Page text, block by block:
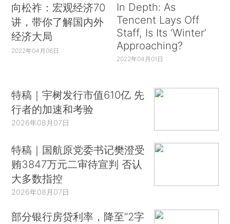
向松祚：宏观经济70
讲，带你了解国内外
经济大局
2022年04月06日
In Depth: As
Tencent Lays Off
Staff, Is Its ‘Winter’
Approaching?
2022年04月01日
特稿｜宇树发行市值610亿 先
行者的加速和考验
2026年08月07日
特稿｜国航原党委书记樊澄受
贿3847万元二审待宣判 否认
大多数指控
2026年08月07日
部分银行房贷利率，降至“2字